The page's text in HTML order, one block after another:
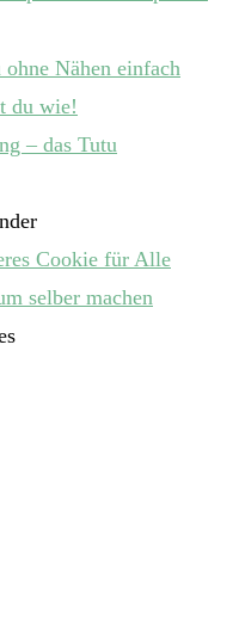
– das Tutu
selber machen